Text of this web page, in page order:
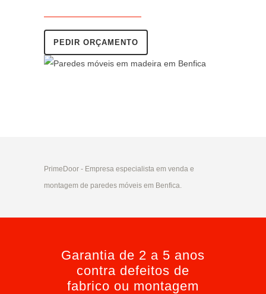
PEDIR ORÇAMENTO
PrimeDoor - Empresa especialista em venda e
montagem de paredes móveis em Benfica.
Garantia de 2 a 5 anos
contra defeitos de
fabrico ou montagem